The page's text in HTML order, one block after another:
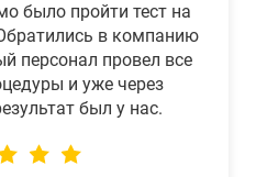
было пройти тест на
в компанию
персонал провел все
и уже через
был у нас.